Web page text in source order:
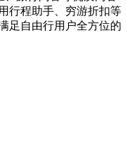
行程助手、穷游折扣等
足自由行用户全方位的